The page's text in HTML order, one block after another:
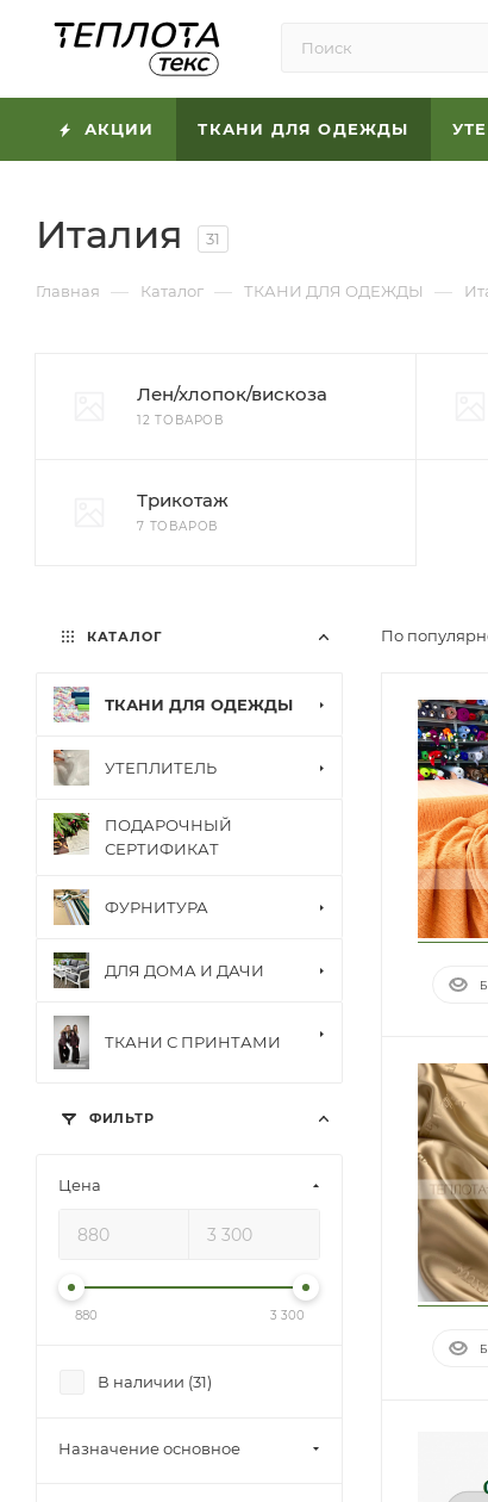
АКЦИИ ТКАНИ ДЛЯ ОДЕЖДЫ
Италия 31
Главная — Каталог — ТКАНИ ДЛЯ ОДЕЖДЫ —
Лен/хлопок/вискоза
12 ТОВАРОВ
Трикотаж
7 ТОВАРОВ
По
КАТАЛОГ
ТКАНИ ДЛЯ ОДЕЖДЫ
УТЕПЛИТЕЛЬ
ПОДАРОЧНЫЙ
СЕРТИФИКАТ
ФУРНИТУРА
ДЛЯ ДОМА И ДАЧИ
ТКАНИ С ПРИНТАМИ
ФИЛЬТР
Цена
880 3 300
В наличии (31)
Назначение основное